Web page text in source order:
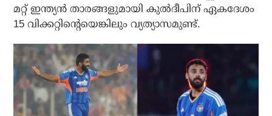
മറ്റ് ഇന്ത്യന്‍ താരങ്ങളുമായി കുല്‍ദീപിന് ഏകദേശം
15 വിക്കറ്റിന്റെയെങ്കിലും വ്യത്യാസമുണ്ട്.